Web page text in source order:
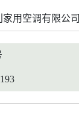
家用空调有限公司